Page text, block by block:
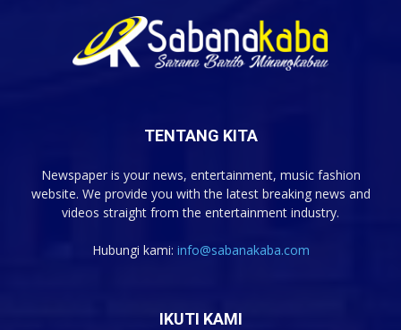
TENTANG KITA
Newspaper is your news, entertainment, music fashion
website. We provide you with the latest breaking news and
videos straight from the entertainment industry.
Hubungi kami: info@sabanakaba.com
IKUTI KAMI